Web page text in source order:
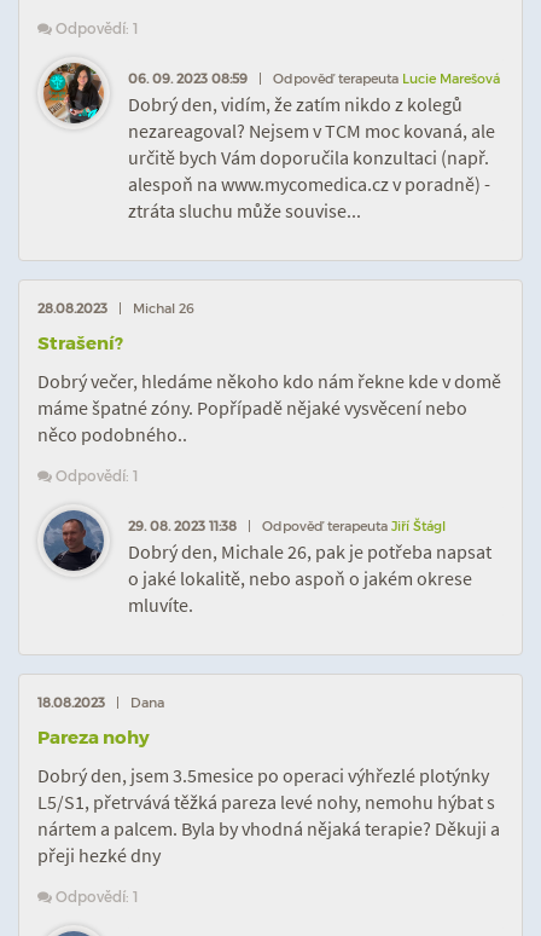
Odpovědí: 1
06. 09. 2023 08:59 | Odpověď terapeuta Lucie Marešová
Dobrý den, vidím, že zatím nikdo z kolegů
nezareagoval? Nejsem v TCM moc kovaná, ale
určitě bych Vám doporučila konzultaci (např.
alespoň na www.mycomedica.cz v poradně) -
ztráta sluchu může souvise...
28.08.2023 | Michal 26
Strašení?
Dobrý večer, hledáme někoho kdo nám řekne kde v domě
máme špatné zóny. Popřípadě nějaké vysvěcení nebo
něco podobného..
Odpovědí: 1
29. 08. 2023 11:38 | Odpověď terapeuta Jiří Štágl
Dobrý den, Michale 26, pak je potřeba napsat
o jaké lokalitě, nebo aspoň o jakém okrese
mluvíte.
18.08.2023 | Dana
Pareza nohy
Dobrý den, jsem 3.5mesice po operaci výhřezlé plotýnky
L5/S1, přetrvává těžká pareza levé nohy, nemohu hýbat s
nártem a palcem. Byla by vhodná nějaká terapie? Děkuji a
přeji hezké dny
Odpovědí: 1